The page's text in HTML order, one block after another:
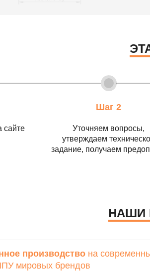
сайте
Шаг 2
Уточняем вопросы,
утверждаем
задание, получаем
НАШИ
производство на
мировых брендов